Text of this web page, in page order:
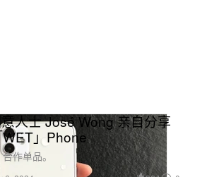
人士 José Wong 亲自分享
WET」Phone
作单品。